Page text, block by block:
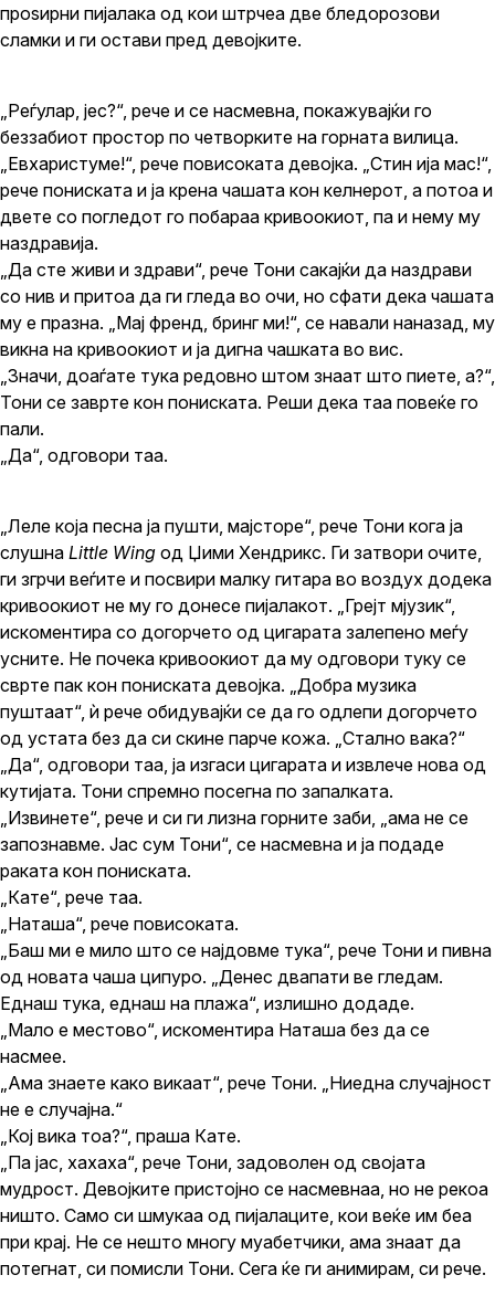
проѕирни пијалака од кои штрчеа две бледорозови
сламки и ги остави пред девојките.
„Реѓулар, јес?“, рече и се насмевна, покажувајќи го
беззабиот простор по четворките на горната вилица.
„Евхаристуме!“, рече повисоката девојка. „Стин ија мас!“,
рече пониската и ја крена чашата кон келнерот, а потоа и
двете со погледот го побараа кривоокиот, па и нему му
наздравија.
„Да сте живи и здрави“, рече Тони сакајќи да наздрави
со нив и притоа да ги гледа во очи, но сфати дека чашата
му е празна. „Мај френд, бринг ми!“, се навали наназад, му
викна на кривоокиот и ја дигна чашката во вис.
„Значи, доаѓате тука редовно штом знаат што пиете, а?“,
Тони се заврте кон пониската. Реши дека таа повеќе го
пали.
„Да“, одговори таа.
„Леле која песна ја пушти, мајсторе“, рече Тони кога ја
слушна Little Wing од Џими Хендрикс. Ги затвори очите,
ги згрчи веѓите и посвири малку гитара во воздух додека
кривоокиот не му го донесе пијалакот. „Грејт мјузик“,
искоментира со догорчето од цигарата залепено меѓу
усните. Не почека кривоокиот да му одговори туку се
сврте пак кон пониската девојка. „Добра музика
пуштаат“, ѝ рече обидувајќи се да го одлепи догорчето
од устата без да си скине парче кожа. „Стално вака?“
„Да“, одговори таа, ја изгаси цигарата и извлече нова од
кутијата. Тони спремно посегна по запалката.
„Извинете“, рече и си ги лизна горните заби, „ама не се
запознавме. Јас сум Тони“, се насмевна и ја подаде
раката кон пониската.
„Кате“, рече таа.
„Наташа“, рече повисоката.
„Баш ми е мило што се најдовме тука“, рече Тони и пивна
од новата чаша ципуро. „Денес двапати ве гледам.
Еднаш тука, еднаш на плажа“, излишно додаде.
„Мало е местово“, искоментира Наташа без да се
насмее.
„Ама знаете како викаат“, рече Тони. „Ниедна случајност
не е случајна.“
„Кој вика тоа?“, праша Кате.
„Па јас, хахаха“, рече Тони, задоволен од својата
мудрост. Девојките пристојно се насмевнаа, но не рекоа
ништо. Само си шмукаа од пијалаците, кои веќе им беа
при крај. Не се нешто многу муабетчики, ама знаат да
потегнат, си помисли Тони. Сега ќе ги анимирам, си рече.